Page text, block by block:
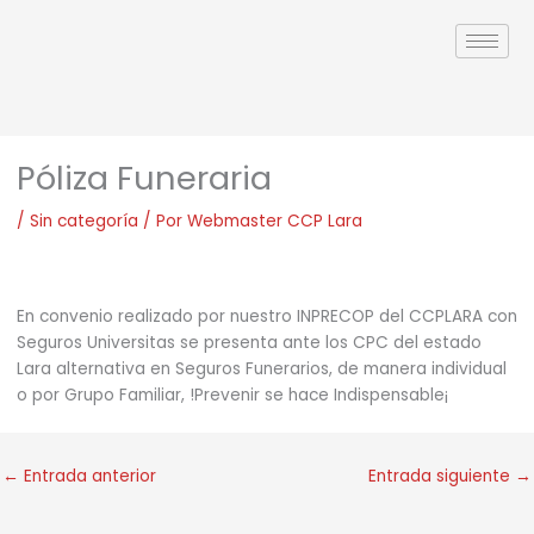
Póliza Funeraria
/ Sin categoría / Por Webmaster CCP Lara
En convenio realizado por nuestro INPRECOP del CCPLARA con
Seguros Universitas se presenta ante los CPC del estado
Lara alternativa en Seguros Funerarios, de manera individual
o por Grupo Familiar, !Prevenir se hace Indispensable¡
← Entrada anterior Entrada siguiente →